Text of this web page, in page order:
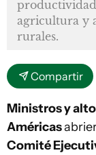
agricultura y
rurales.
Compartir
Ministros y
Américas
Comité